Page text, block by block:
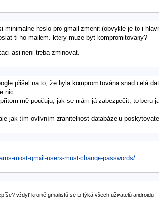
heslo pro gmail zmenit (obvykle je to i
ti ho mailem, ktery muze byt kompromitovany?
asi neni treba zminovat.
přišel na to, že byla kompromitována snad celá
nic.
mě poučuju, jak se mám já zabezpečit, to beru
jak tím ovlivním zranitelnost databáze u
most-gmail-users-must-change-passwords/
vždyť kromě gmailistů se to týká všech uživatelů androidu -